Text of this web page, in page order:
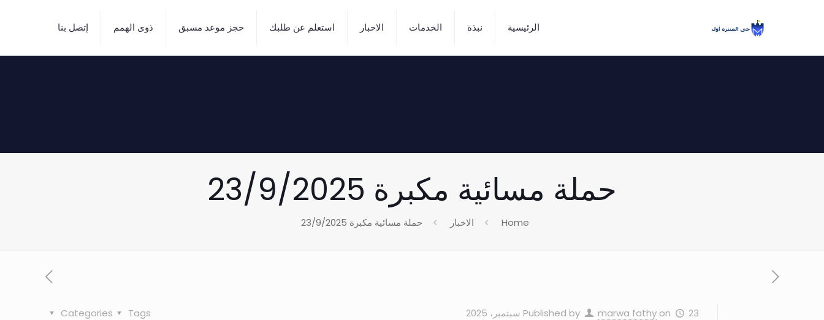
الرئيسية نبذة الخدمات الاخبار استعلم عن طلبك حجز موعد مسبق ذوى الهمم إتصل بنا
حملة مسائية مكبرة 23/9/2025
Home الاخبار حملة مسائية مكبرة 23/9/2025
Published by marwa fathy on 23 سبتمبر، 2025 Categories Tags